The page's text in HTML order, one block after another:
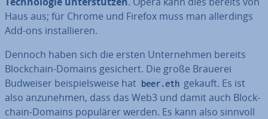
Haus aus; für Chrome und Firefox muss man al­ler­dings
Add-ons in­stal­lie­ren.
Dennoch haben sich die ersten Un­ter­neh­men bereits
Block­chain-Domains gesichert. Die große Brauerei
Budweiser bei­spiels­wei­se hat
beer.eth gekauft. Es ist
also an­zu­neh­men, dass das Web3 und damit auch Block­
chain-Domains populärer werden. Es kann also sinnvoll